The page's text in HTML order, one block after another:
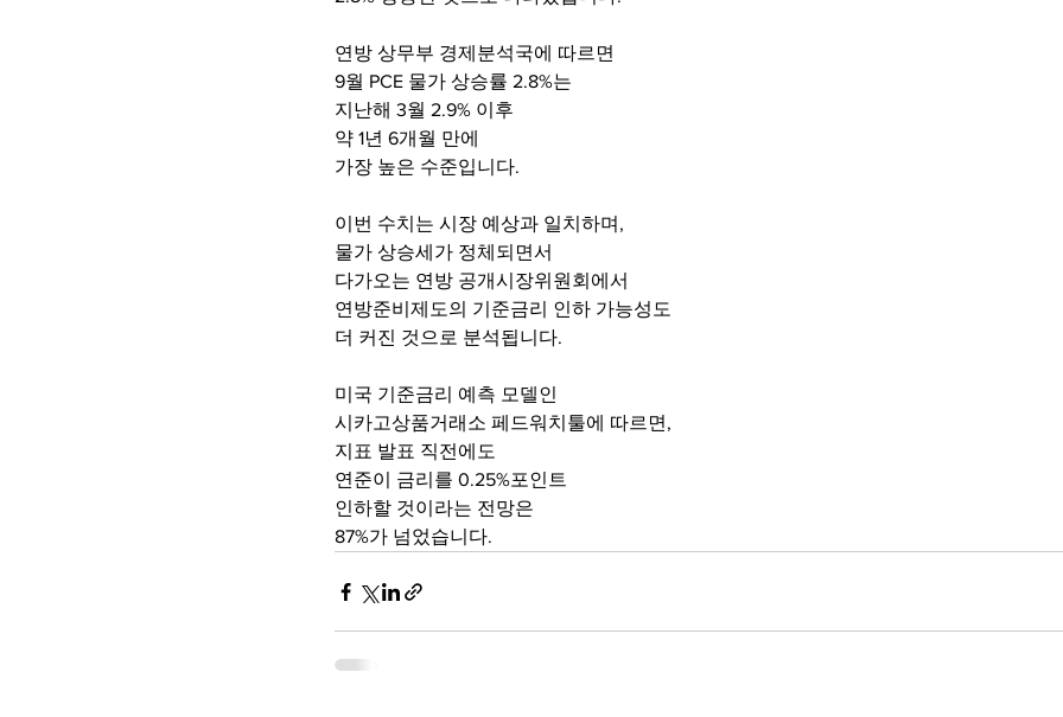
연방 상무부 경제분석국에 따르면
9월 PCE 물가 상승률 2.8%는
지난해 3월 2.9% 이후
약 1년 6개월 만에
가장 높은 수준입니다.
이번 수치는 시장 예상과 일치하며,
물가 상승세가 정체되면서
다가오는 연방 공개시장위원회에서
연방준비제도의 기준금리 인하 가능성도
더 커진 것으로 분석됩니다.
미국 기준금리 예측 모델인
시카고상품거래소 페드워치툴에 따르면,
지표 발표 직전에도
연준이 금리를 0.25%포인트
인하할 것이라는 전망은
87%가 넘었습니다.